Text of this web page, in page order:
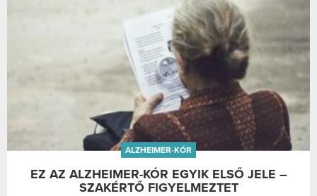
ALZHEIMER-KÓR
EZ AZ ALZHEIMER-KÓR EGYIK ELSŐ JELE –
SZAKÉRTŐ FIGYELMEZTET